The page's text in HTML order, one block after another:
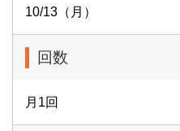
10/13（月）
回数
月1回